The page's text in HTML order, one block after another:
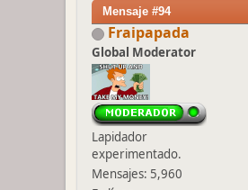
Mensaje #94
Fraipapada
Global Moderator
Lapidador
experimentado.
Mensajes: 5,960